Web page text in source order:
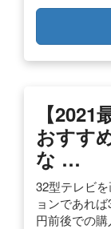
【
おすす
な …
32型テレビ
ョンであれ
円前後での購